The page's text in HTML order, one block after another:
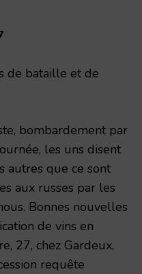
de bataille et de
bombardement par
les uns disent
autres que ce sont
aux russes par les
Bonnes nouvelles
de vins en
27, chez Gardeux,
requête